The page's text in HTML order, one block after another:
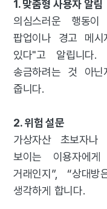
1. 맞춤형 사용자 알림
의심스러운 행동
팝업이나 경고 메
있다"고 알립니다
송금하려는 것 아
줍니다.
2. 위험 설문
가상자산 초보자
보이는 이용자에
거래인지”, “상대
생각하게 합니다.